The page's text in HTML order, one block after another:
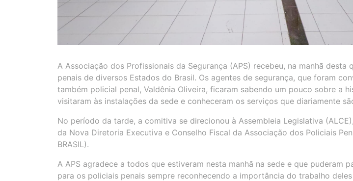
A Associação dos Profissionais da Segurança (APS) recebeu, na manhã
penais de diversos Estados do Brasil. Os agentes de segurança, que foram
também policial penal, Valdênia Oliveira, ficaram sabendo um pouco sobre a
visitaram às instalações da sede e conheceram os serviços que diariamente
No período da tarde, a comitiva se direcionou à Assembleia Legislativa
da Nova Diretoria Executiva e Conselho Fiscal da Associação dos Policiais
BRASIL).
A APS agradece a todos que estiveram nesta manhã na sede e que puderam
para os policiais penais sempre reconhecendo a importância do trabalho